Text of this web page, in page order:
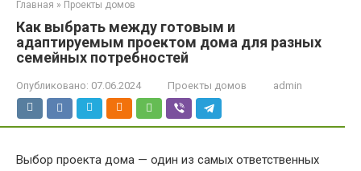
Главная » Проекты домов
Как выбрать между готовым и
адаптируемым проектом дома для разных
семейных потребностей
Опубликовано: 07.06.2024 Проекты домов admin
Выбор проекта дома — один из самых ответственных